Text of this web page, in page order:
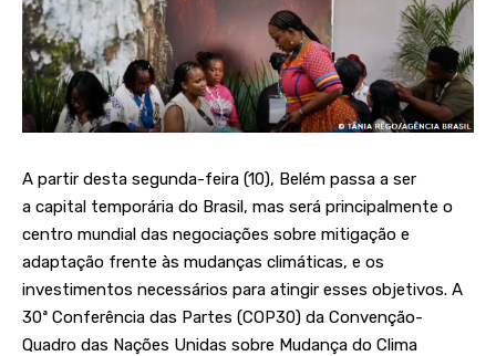
A partir desta segunda-feira (10), Belém passa a ser
a capital temporária do Brasil, mas será principalmente o
centro mundial das negociações sobre mitigação e
adaptação frente às mudanças climáticas, e os
investimentos necessários para atingir esses objetivos. A
30ª Conferência das Partes (COP30) da Convenção-
Quadro das Nações Unidas sobre Mudança do Clima